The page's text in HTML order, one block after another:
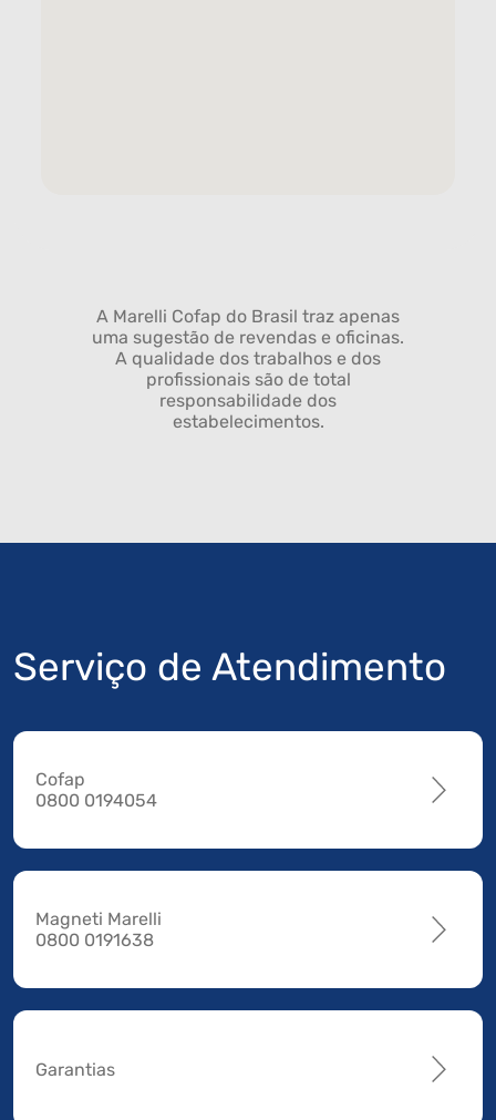
A Marelli Cofap do Brasil traz apenas
uma sugestão de revendas e oficinas.
A qualidade dos trabalhos e dos
profissionais são de total
responsabilidade dos
estabelecimentos.
Serviço de Atendimento
Cofap
0800 0194054
Magneti Marelli
0800 0191638
Garantias